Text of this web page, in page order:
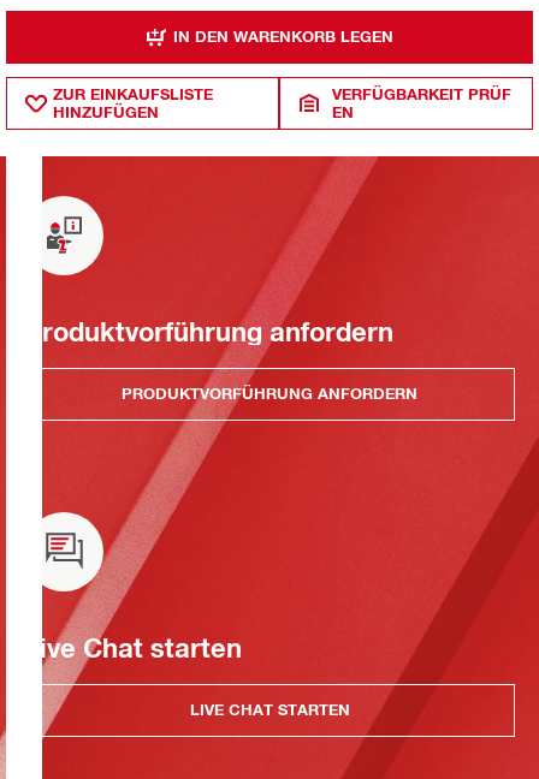
IN DEN WARENKORB LEGEN
ZUR EINKAUFSLISTE
HINZUFÜGEN
VERFÜGBARKEIT PRÜF
EN
Produktvorführung anfordern
PRODUKTVORFÜHRUNG ANFORDERN
Live Chat starten
LIVE CHAT STARTEN